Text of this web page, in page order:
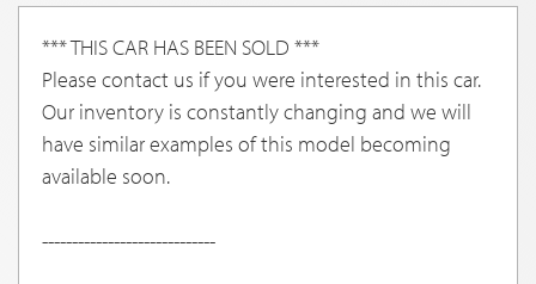
*** THIS CAR HAS BEEN SOLD ***
Please contact us if you were interested in this car.
Our inventory is constantly changing and we will
have similar examples of this model becoming
available soon.
-----------------------------